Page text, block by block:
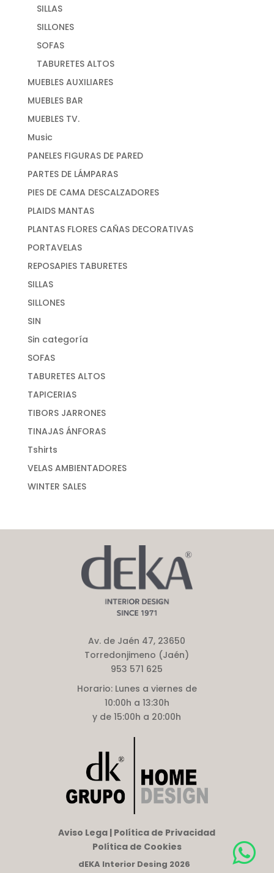
SILLAS
SILLONES
SOFAS
TABURETES ALTOS
MUEBLES AUXILIARES
MUEBLES BAR
MUEBLES TV.
Music
PANELES FIGURAS DE PARED
PARTES DE LÁMPARAS
PIES DE CAMA DESCALZADORES
PLAIDS MANTAS
PLANTAS FLORES CAÑAS DECORATIVAS
PORTAVELAS
REPOSAPIES TABURETES
SILLAS
SILLONES
SIN
Sin categoría
SOFAS
TABURETES ALTOS
TAPICERIAS
TIBORS JARRONES
TINAJAS ÁNFORAS
Tshirts
VELAS AMBIENTADORES
WINTER SALES
Av. de Jaén 47, 23650
Torredonjimeno (Jaén)
953 571 625
Horario:Lunes a viernes de
10:00h a 13:30h
y de 15:00h a 20:00h
Aviso Lega | Política de Privacidad
Política de Cookies
dEKA Interior Desing 2026